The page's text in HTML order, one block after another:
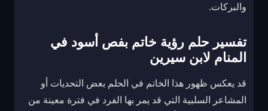
والبركات.
تفسير حلم رؤية خاتم بفص أسود في
المنام لابن سيرين
قد يعكس ظهور هذا الخاتم في الحلم بعض التحديات أو
المشاعر السلبية التي قد يمر بها الفرد في فترة معينة من